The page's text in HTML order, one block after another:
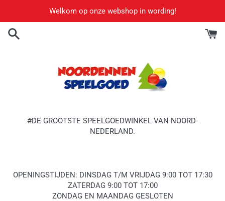
content
Welkom op onze webshop in wording!
#DE GROOTSTE SPEELGOEDWINKEL VAN NOORD-
NEDERLAND.
OPENINGSTIJDEN: DINSDAG T/M VRIJDAG 9:00 TOT 17:30
ZATERDAG 9:00 TOT 17:00
ZONDAG EN MAANDAG GESLOTEN